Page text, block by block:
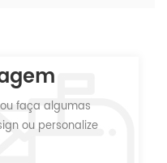
faça algumas
ou personalize